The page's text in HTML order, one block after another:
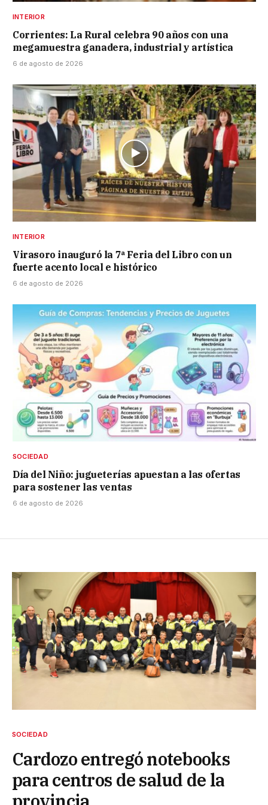
INTERIOR
Corrientes: La Rural celebra 90 años con una
megamuestra ganadera, industrial y artística
6 de agosto de 2026
INTERIOR
Virasoro inauguró la 7ª Feria del Libro con un
fuerte acento local e histórico
6 de agosto de 2026
SOCIEDAD
Día del Niño: jugueterías apuestan a las ofertas
para sostener las ventas
6 de agosto de 2026
SOCIEDAD
Cardozo entregó notebooks
para centros de salud de la